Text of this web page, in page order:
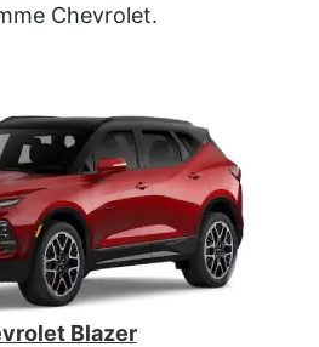
Chevrolet.
Blazer